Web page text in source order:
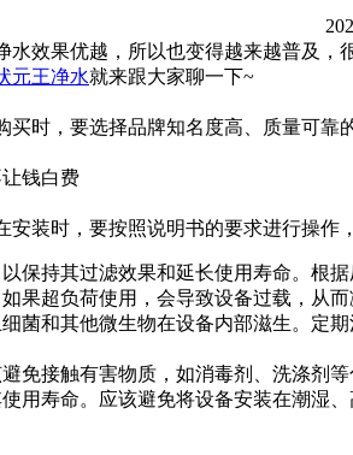
水效果优越，所以也变得越来越普及
元王净水就来跟大家聊一下~
时，要选择品牌知名度高、质量可
装时，要按照说明书的要求进行操
保持其过滤效果和延长使用寿命。根
果超负荷使用，会导致设备过载，从
菌和其他微生物在设备内部滋生。定
免接触有害物质，如消毒剂、洗涤剂
用寿命。应该避免将设备安装在潮湿